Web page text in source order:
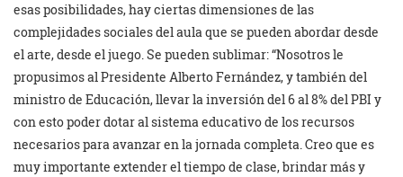
esas posibilidades, hay ciertas dimensiones de las
complejidades sociales del aula que se pueden abordar desde
el arte, desde el juego. Se pueden sublimar: “Nosotros le
propusimos al Presidente Alberto Fernández, y también del
ministro de Educación, llevar la inversión del 6 al 8% del PBI y
con esto poder dotar al sistema educativo de los recursos
necesarios para avanzar en la jornada completa. Creo que es
muy importante extender el tiempo de clase, brindar más y